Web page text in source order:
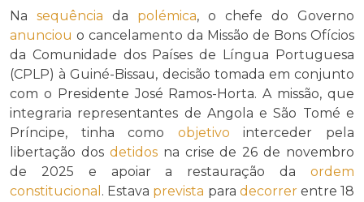
Na sequência da polémica, o chefe do Governo
anunciou o cancelamento da Missão de Bons Ofícios
da Comunidade dos Países de Língua Portuguesa
(CPLP) à Guiné-Bissau, decisão tomada em conjunto
com o Presidente José Ramos-Horta. A missão, que
integraria representantes de Angola e São Tomé e
Príncipe, tinha como objetivo interceder pela
libertação dos detidosna crise de 26 de novembro
de 2025 e apoiar a restauração da ordem
constitucional . Estava prevista para decorrerentre 18